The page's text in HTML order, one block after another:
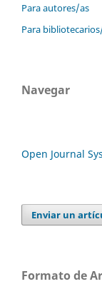
Para autores/as
Para
Navegar
Open Journal
Enviar un
Formato de